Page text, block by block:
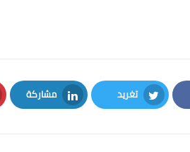
تغريد
Twitter
مشاركة
LinkedIn